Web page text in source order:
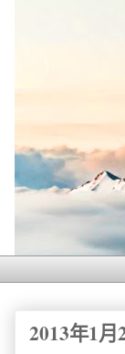
2013年1